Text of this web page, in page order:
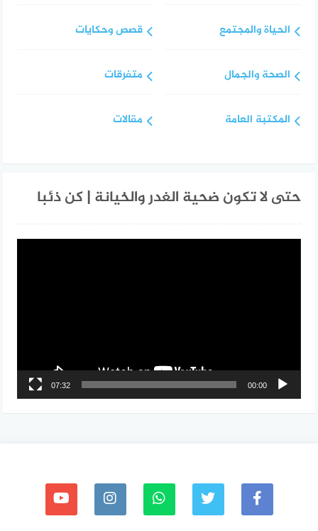
الحياة والمجتمع
الصحة والجمال
المكتبة العامة
قصص وحكايات
متفرقات
مقالات
حتى لا تكون ضحية الغدر والخيانة | كن ذئبا
00:00
07:32